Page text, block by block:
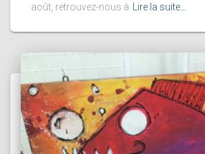
août, retrouvez-nous à
Lire la suite…